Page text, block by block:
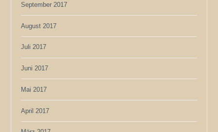
September 2017
August 2017
Juli 2017
Juni 2017
Mai 2017
April 2017